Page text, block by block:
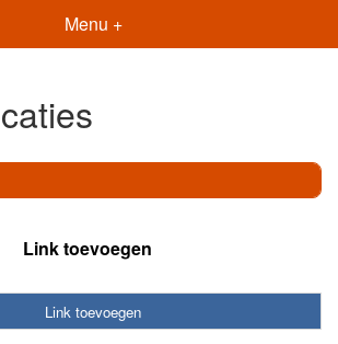
Menu +
Link toevoegen
Link toevoegen